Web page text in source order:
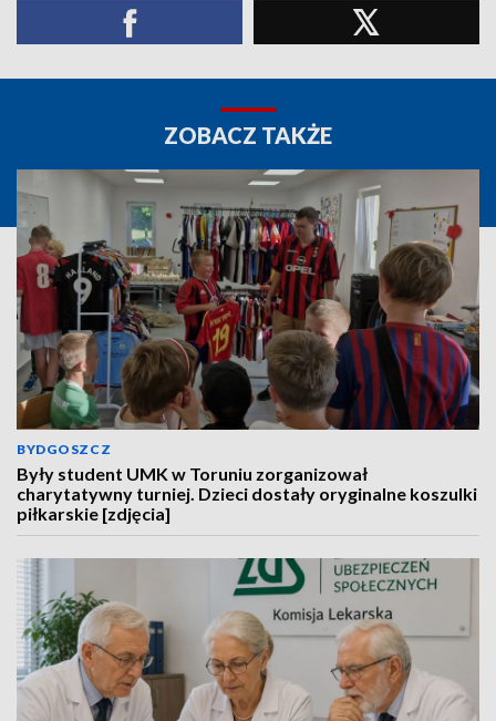
ZOBACZ TAKŻE
BYDGOSZCZ
Były student UMK w Toruniu zorganizował
charytatywny turniej. Dzieci dostały oryginalne koszulki
piłkarskie [zdjęcia]